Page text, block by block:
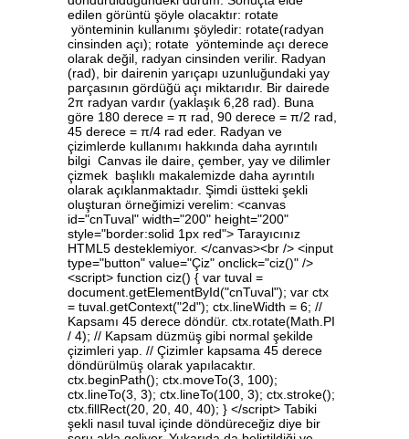
edilen görüntü şöyle olacaktır: rotate
yönteminin kullanımı şöyledir: rotate(radyan
cinsinden açı); rotate yönteminde açı derece
olarak değil, radyan cinsinden verilir. Radyan
(rad), bir dairenin yarıçapı uzunluğundaki yay
parçasının gördüğü açı miktarıdır. Bir dairede
2π radyan vardır (yaklaşık 6,28 rad). Buna
göre 180 derece = π rad, 90 derece = π/2 rad,
45 derece = π/4 rad eder. Radyan ve
çizimlerde kullanımı hakkında daha ayrıntılı
bilgi Canvas ile daire, çember, yay ve dilimler
çizmek başlıklı makalemizde daha ayrıntılı
olarak açıklanmaktadır. Şimdi üstteki şekli
oluşturan örneğimizi verelim: <canvas
id="cnTuval" width="200" height="200"
style="border:solid 1px red"> Tarayıcınız
HTML5 desteklemiyor. </canvas><br /> <input
type="button" value="Çiz" onclick="ciz()" />
<script> function ciz() { var tuval =
document.getElementById("cnTuval"); var ctx
= tuval.getContext("2d"); ctx.lineWidth = 6; //
Kapsamı 45 derece döndür. ctx.rotate(Math.PI
/ 4); // Kapsam düzmüş gibi normal şekilde
çizimleri yap. // Çizimler kapsama 45 derece
döndürülmüş olarak yapılacaktır.
ctx.beginPath(); ctx.moveTo(3, 100);
ctx.lineTo(3, 3); ctx.lineTo(100, 3); ctx.stroke();
ctx.fillRect(20, 20, 40, 40); } </script> Tabiki
şekli nasıl tuval içinde döndüreceğiz diye bir